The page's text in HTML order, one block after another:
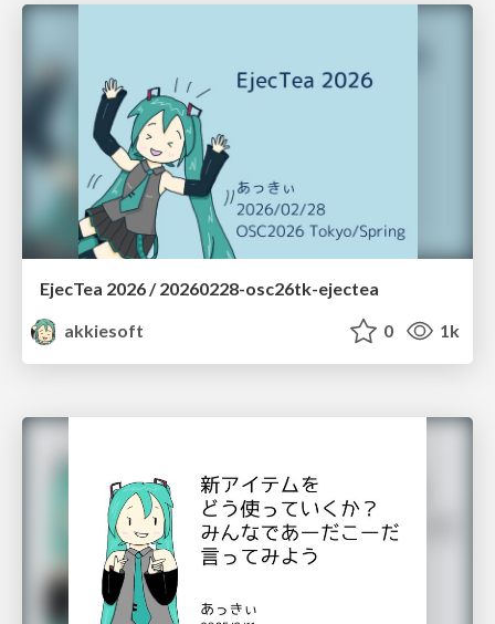
EjecTea 2026 / 20260228-osc26tk-ejectea
akkiesoft
0 1k